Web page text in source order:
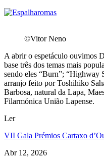
©Vitor Neno
A abrir o espetáculo ouvimos
base três dos temas mais
sendo eles “Burn”; “Highway
arranjo feito por Toshihiko
Barbosa, natural da Lapa,
Filarmónica União Lapense.
Ler
VII Gala Prémios Cartaxo
Abr 12, 2026